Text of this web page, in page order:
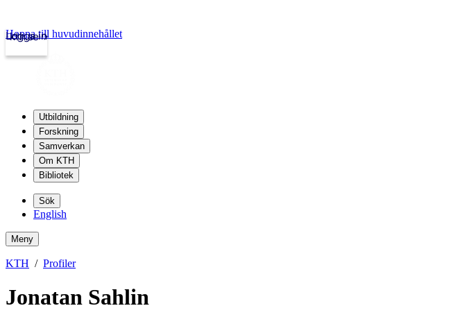
kth.se
Logga in
Hoppa till huvudinnehållet
Utbildning
Forskning
Samverkan
Om KTH
Bibliotek
Sök
English
Meny
KTH Profiler
Jonatan Sahlin